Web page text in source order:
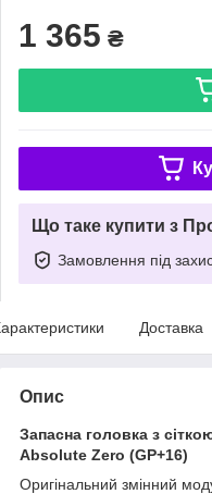
1 365 ₴
Що таке купити з
Замовлення під
Доставка
Опис
Запасна головка з
Absolute Zero (GP+16)
Оригінальний змінний